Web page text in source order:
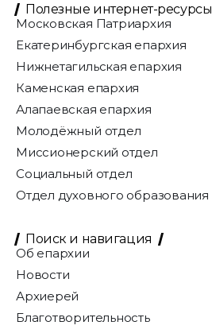
Полезные интернет-ресурсы
Московская Патриархия
Екатеринбургская епархия
Нижнетагильская епархия
Каменская епархия
Алапаевская епархия
Молодёжный отдел
Миссионерский отдел
Социальный отдел
Отдел духовного образования
Поиск и навигация
Об епархии
Новости
Архиерей
Благотворительность